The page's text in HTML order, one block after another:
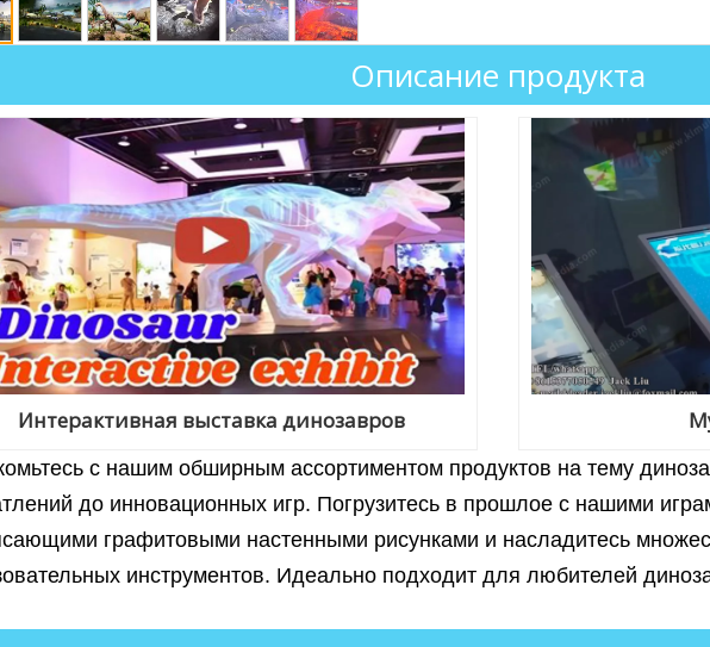
Описание продукта
Интерактивная выставка динозавров
с нашим обширным ассортиментом продуктов на тему
до инновационных игр. Погрузитесь в прошлое с нашими
графитовыми настенными рисунками и насладитесь
инструментов. Идеально подходит для любителей